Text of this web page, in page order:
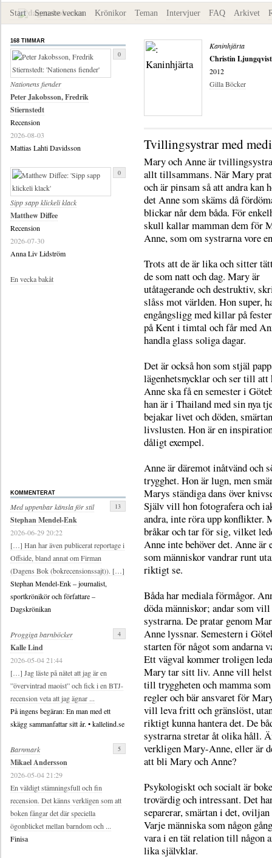
Start Senaste veckan Krönikor Teman Intervjuer FAQ Arkivet
Kaninhjärta
Christin Ljungqvist
2012
Gilla Böcker
Tvillingsystrar med
Mary och Anne är
allt tillsammans. När Mary
och är pinsam så att andra kan
det Anne som skäms då
blickar når dem båda. För
skull kallar mamman dem för
Anne, som om systrarna vore
Trots att de är lika och sitter
de som natt och dag. Mary är
utåtagerande och destruktiv,
slåss mot världen. Hon super,
engångsligg med killar på
på Kent i timtal och får med
handla glass soliga dagar.
Det är också hon som stjäl
lägenhetsnycklar och ser till att
Anne ska få en semester i
han är i Thailand med sin nya
bejakar livet och döden,
livslusten. Hon är en
dåligt exempel.
Anne är däremot inåtvänd och
trygghet. Hon är lugn, men
Marys ständiga dans över
Själv vill hon fotografera och
andra, inte röra upp konflikter.
bråkar och tar för sig, vilket
Anne inte behöver det. Anne är
som människor vandrar runt
riktigt se.
Båda har mediala förmågor.
döda människor; andar som
systrarna. De pratar genom
Anne lyssnar. Semestern i
starten för något som andarna
Ett vägval kommer troligen
Mary tar sitt liv. Anne vill helst
till tryggheten och mamma
regler och bär ansvaret för
vill leva fritt och gränslöst,
riktigt kunna hantera det. De
systrarna stretar åt olika håll.
verkligen Mary-Anne, eller är
att bli Mary och Anne?
Psykologiskt och socialt är
trovärdig och intressant. Det
separerar, smärtan i det,
Varje människa som någon
vara i en tät relation till någon
lika självklar.
168 TIMMAR
Nationens fiender
Peter Jakobsson, Fredrik
Stiernstedt
Recension
2026-08-03
Mattias Lahti Davidsson
0
Sipp sapp klickeli klack
Matthew Diffee
Recension
2026-07-30
Anna Liv Lidström
0
En vecka bakåt
KOMMENTERAT
Med uppenbar känsla för stil
Stephan Mendel-Enk
2026-06-29 20:22
[…] Han har även publicerat reportage i
Offside, bland annat om Firman
(Dagens Bok (bokrecensionssajt)). […]
Stephan Mendel-Enk – journalist,
sportkrönikör och författare –
Dagskrönikan
13
Proggiga barnböcker
Kalle Lind
2026-05-04 21:44
[…] Jag läste på nätet att jag är en
”övervintrad maoist” och fick i en BTJ-
recension veta att jag ägnar ...
På ingens begäran: En man med ett
skägg sammanfattar sitt år. • kallelind.se
4
Barnmark
Mikael Andersson
2026-05-04 21:29
En väldigt stämningsfull och fin
recension. Det känns verkligen som att
boken fångar det där speciella
ögonblicket mellan barndom och ...
Finisa
5